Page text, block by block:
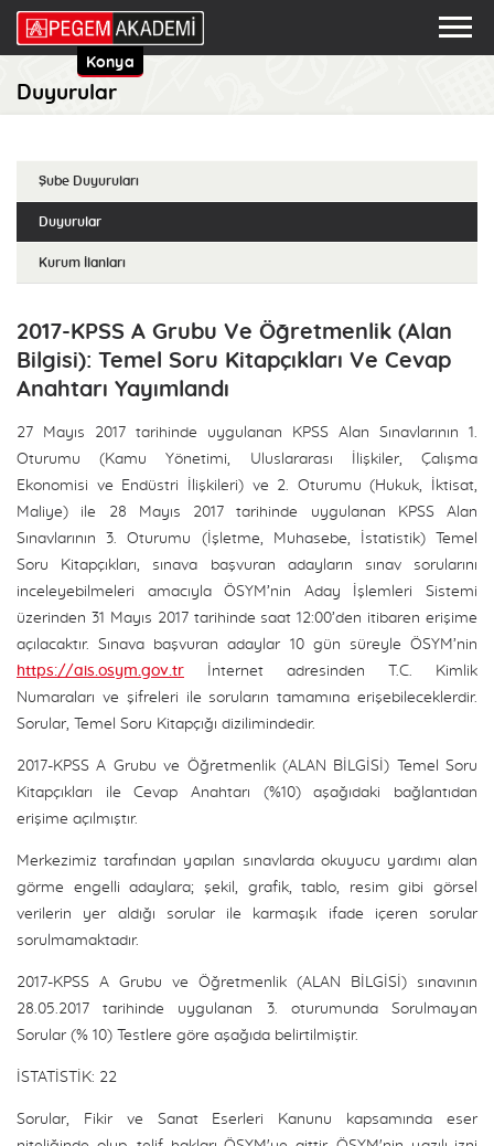
Konya
Duyurular
Şube Duyuruları
Duyurular
Kurum İlanları
2017-KPSS A Grubu Ve Öğretmenlik (Alan
Bilgisi): Temel Soru Kitapçıkları Ve Cevap
Anahtarı Yayımlandı
27 Mayıs 2017 tarihinde uygulanan KPSS Alan Sınavlarının 1.
Oturumu (Kamu Yönetimi, Uluslararası İlişkiler, Çalışma
Ekonomisi ve Endüstri İlişkileri) ve 2. Oturumu (Hukuk, İktisat,
Maliye) ile 28 Mayıs 2017 tarihinde uygulanan KPSS Alan
Sınavlarının 3. Oturumu (İşletme, Muhasebe, İstatistik) Temel
Soru Kitapçıkları, sınava başvuran adayların sınav sorularını
inceleyebilmeleri amacıyla ÖSYM’nin Aday İşlemleri Sistemi
üzerinden 31 Mayıs 2017 tarihinde saat 12:00’den itibaren erişime
açılacaktır. Sınava başvuran adaylar 10 gün süreyle ÖSYM’nin
https://ais.osym.gov.tr İnternet adresinden T.C. Kimlik
Numaraları ve şifreleri ile soruların tamamına erişebileceklerdir.
Sorular, Temel Soru Kitapçığı dizilimindedir.
2017-KPSS A Grubu ve Öğretmenlik (ALAN BİLGİSİ) Temel Soru
Kitapçıkları ile Cevap Anahtarı (%10) aşağıdaki bağlantıdan
erişime açılmıştır.
Merkezimiz tarafından yapılan sınavlarda okuyucu yardımı alan
görme engelli adaylara; şekil, grafik, tablo, resim gibi görsel
verilerin yer aldığı sorular ile karmaşık ifade içeren sorular
sorulmamaktadır.
2017-KPSS A Grubu ve Öğretmenlik (ALAN BİLGİSİ) sınavının
28.05.2017 tarihinde uygulanan 3. oturumunda Sorulmayan
Sorular (% 10) Testlere göre aşağıda belirtilmiştir.
İSTATİSTİK: 22
Sorular, Fikir ve Sanat Eserleri Kanunu kapsamında eser